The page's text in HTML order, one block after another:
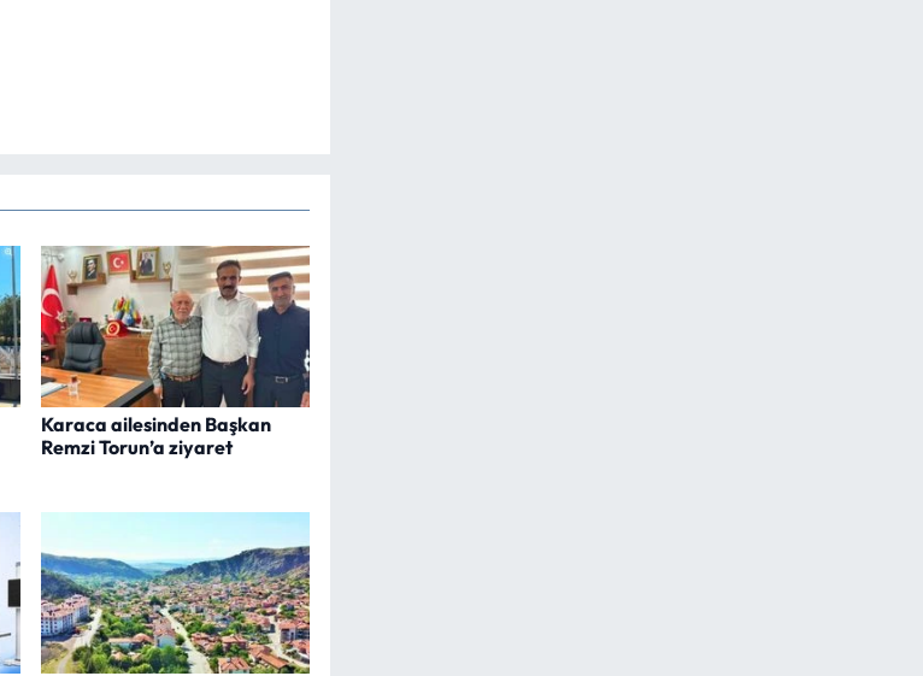
Karaca ailesinden Başkan
Remzi Torun’a ziyaret